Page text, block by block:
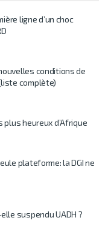
ligne d’un choc
conditions de
complète)
plus heureux d’Afrique
plateforme: la DGI ne
suspendu UADH ?